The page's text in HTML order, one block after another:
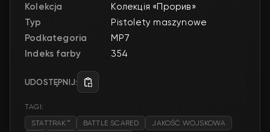
Kolekcja
Колекція «Прорив»
Typ
Pistolety maszynowe
Podkategoria
MP7
Indeks farby
354
UDOSTĘPNIJ:
TAGI:
STATTRAK™
BATTLE SCARED
JAKOŚĆ WOJSKOWA